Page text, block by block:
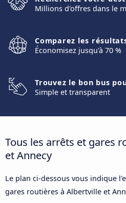
Millions d'offres dans le
Comparez les
Économisez jusqu'à 70 %
Trouvez le bon bus
Simple et transparent
Tous les arrêts et gares
et Annecy
Le plan ci-dessous vous indique
gares routières à Albertville et